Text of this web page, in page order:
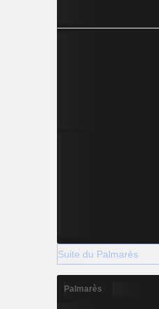
Suite du Palmarès
Palmarès